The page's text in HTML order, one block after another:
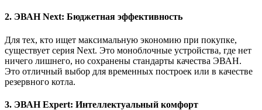
2. ЭВАН Next: Бюджетная эффективность
Для тех, кто ищет максимальную экономию при покупке,
существует серия Next. Это моноблочные устройства, где нет
ничего лишнего, но сохранены стандарты качества ЭВАН.
Это отличный выбор для временных построек или в качестве
резервного котла.
3. ЭВАН Expert: Интеллектуальный комфорт